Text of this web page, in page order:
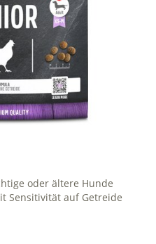
oder ältere Hunde
Sensitivität auf Getreide